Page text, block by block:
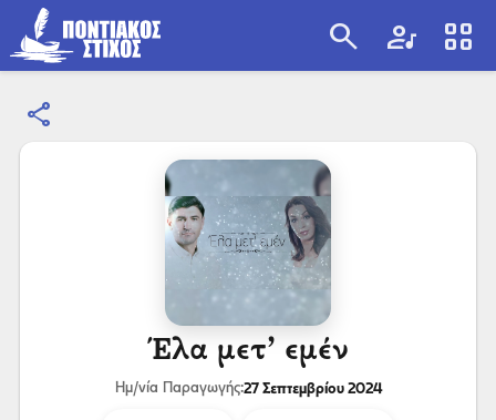
search artist view_cozy
share
Έλα μετ’ εμέν
Ημ/νία Παραγωγής:27 Σεπτεμβρίου 2024